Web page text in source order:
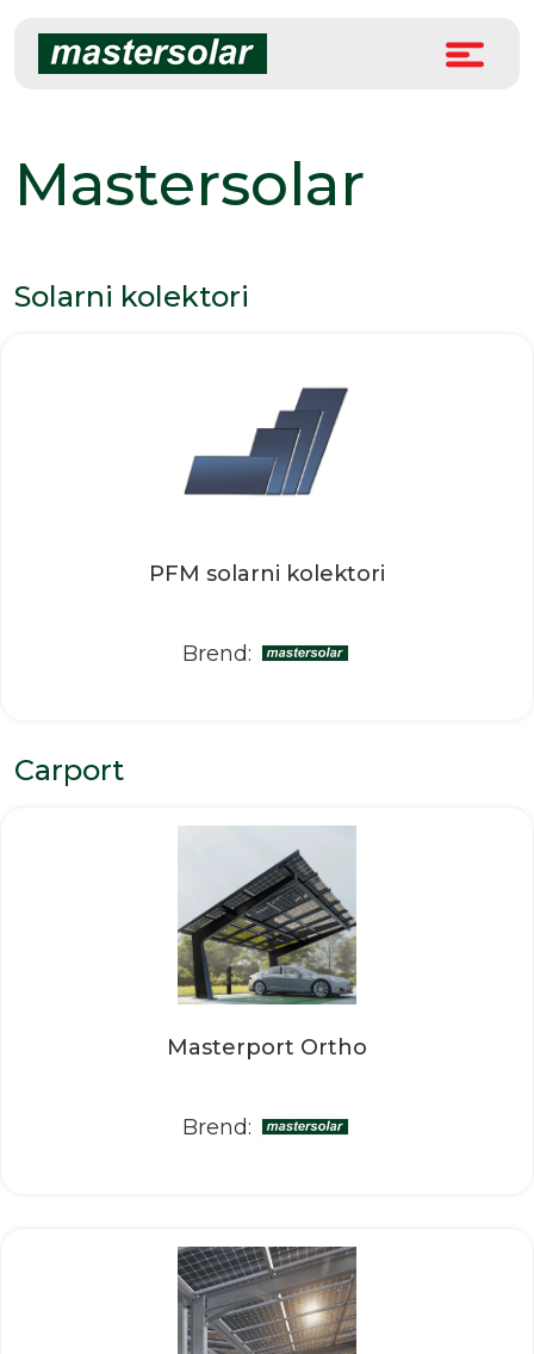
content
Mastersolar
Solarni kolektori
PFM solarni kolektori
Brend:
Carport
Masterport Ortho
Brend: